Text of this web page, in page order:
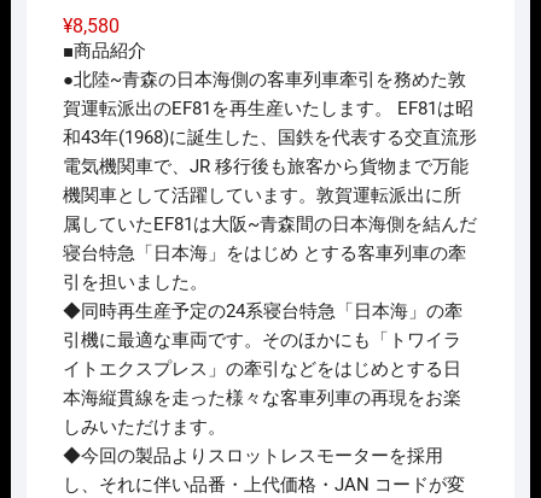
¥8,580
■商品紹介
●北陸~青森の日本海側の客車列車牽引を務めた敦
賀運転派出のEF81を再生産いたします。 EF81は昭
和43年(1968)に誕生した、国鉄を代表する交直流形
電気機関車で、JR 移行後も旅客から貨物まで万能
機関車として活躍しています。敦賀運転派出に所
属していたEF81は大阪~青森間の日本海側を結んだ
寝台特急「日本海」をはじめ とする客車列車の牽
引を担いました。
◆同時再生産予定の24系寝台特急「日本海」の牽
引機に最適な車両です。そのほかにも「トワイラ
イトエクスプレス」の牽引などをはじめとする日
本海縦貫線を走った様々な客車列車の再現をお楽
しみいただけます。
◆今回の製品よりスロットレスモーターを採用
し、それに伴い品番・上代価格・JAN コードが変